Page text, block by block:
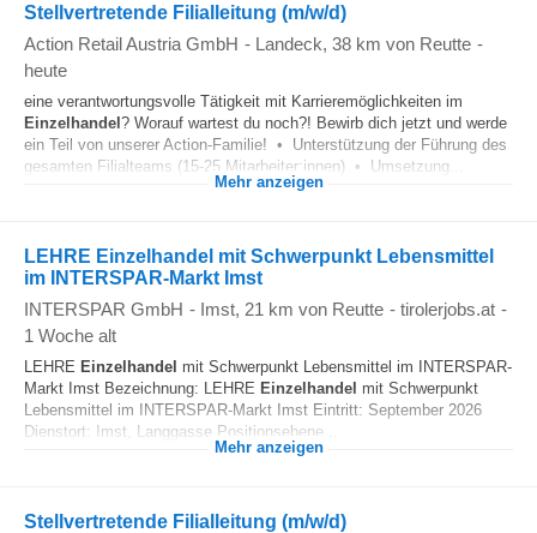
Stellvertretende Filialleitung (m/w/d)
Action Retail Austria GmbH - Landeck, 38 km von Reutte -
heute
eine verantwortungsvolle Tätigkeit mit Karrieremöglichkeiten im
Einzelhandel ? Worauf wartest du noch?! Bewirb dich jetzt und werde
ein Teil von unserer Action-Familie! • Unterstützung der Führung des
gesamten Filialteams (15-25 Mitarbeiter:innen) • Umsetzung...
Mehr anzeigen
LEHRE Einzelhandel mit Schwerpunkt Lebensmittel
im INTERSPAR-Markt Imst
INTERSPAR GmbH - Imst, 21 km von Reutte - tirolerjobs.at -
1 Woche alt
LEHRE Einzelhandel mit Schwerpunkt Lebensmittel im INTERSPAR-
Markt Imst Bezeichnung: LEHRE Einzelhandel mit Schwerpunkt
Lebensmittel im INTERSPAR-Markt Imst Eintritt: September 2026
Dienstort: Imst, Langgasse Positionsebene...
Mehr anzeigen
Stellvertretende Filialleitung (m/w/d)